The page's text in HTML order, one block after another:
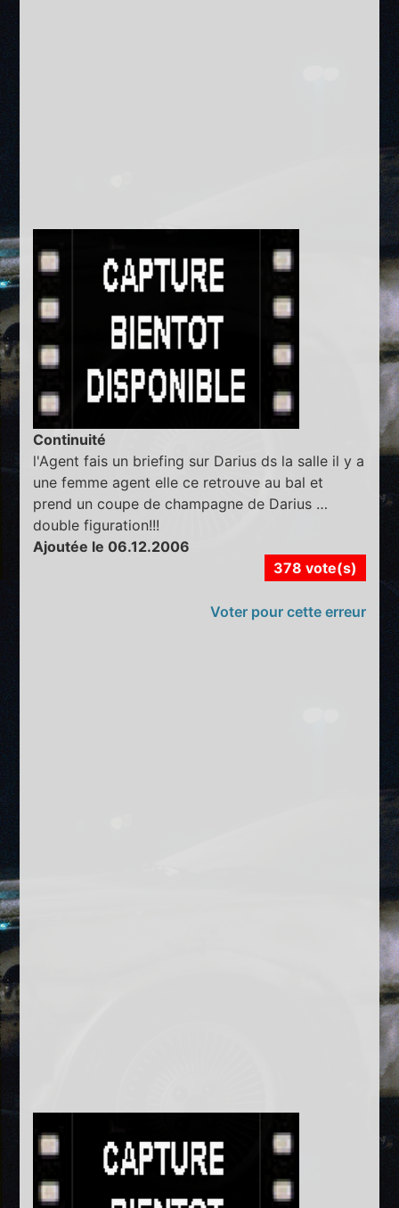
Continuité
l'Agent fais un briefing sur Darius ds la salle il y a
une femme agent elle ce retrouve au bal et
prend un coupe de champagne de Darius …
double figuration!!!
Ajoutée le 06.12.2006
378 vote(s)
Voter pour cette erreur